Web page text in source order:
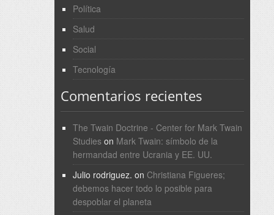
Política
Salud
Social
Tecnología
Comentarios recientes
The Twain Doctrine - Center for Mark Twain
Studieson Mark Twain: símbolo de la
hermandad entre Ucrania y EE. UU.
Julio rodriguez. on Christiana Figueres;
debemos hacer todo lo posible para
despoblar el planeta